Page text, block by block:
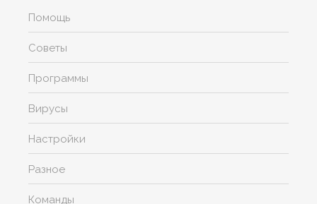
Помощь
Советы
Программы
Вирусы
Настройки
Разное
Команды